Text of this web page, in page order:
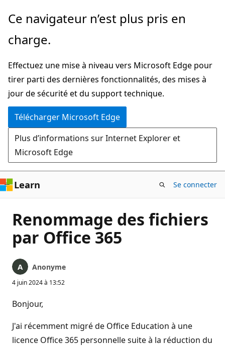
Passer
directement
au
principal
Ce navigateur n’est plus pris en
charge.
Effectuez une mise à niveau vers Microsoft Edge pour
tirer parti des dernières fonctionnalités, des mises à
jour de sécurité et du support technique.
Télécharger Microsoft Edge
Plus d’informations sur Internet Explorer et
Microsoft Edge
Learn Se connecter
Renommage des fichiers
par Office 365
Anonyme
4 juin 2024 à 13:52
Bonjour,
J'ai récemment migré de Office Education à une
licence Office 365 personnelle suite à la réduction du